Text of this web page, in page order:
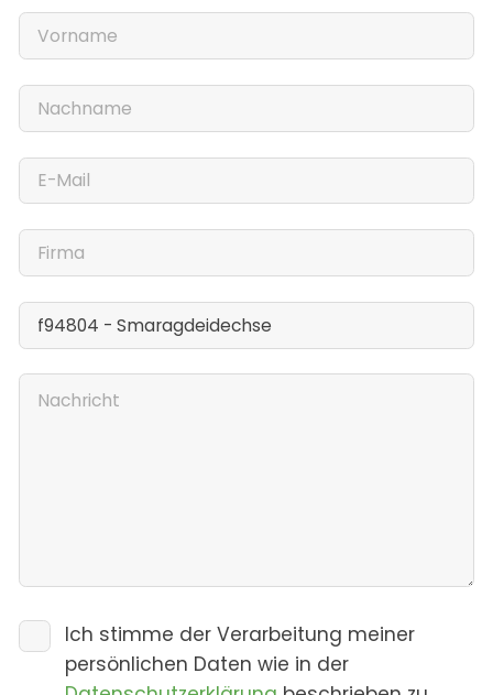
Ich stimme der Verarbeitung meiner
persönlichen Daten wie in der